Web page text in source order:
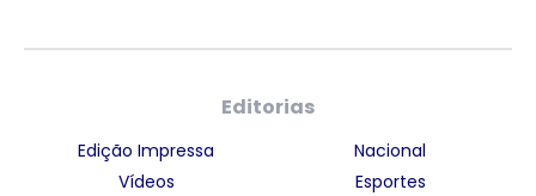
Editorias
Edição Impressa
Vídeos
Nacional
Esportes